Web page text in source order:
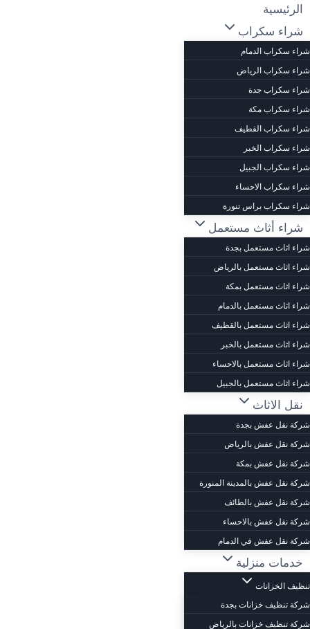
التجاوز
إلى
المحتوى
الرئيسية
شراء سكراب
شراء سكراب الدمام
شراء سكراب الرياض
شراء سكراب جدة
شراء سكراب مكة
شراء سكراب القطيف
شراء سكراب الخبر
شراء سكراب الجبيل
شراء سكراب الاحساء
شراء سكراب براس تنورة
شراء أثاث مستعمل
شراء اثاث مستعمل بجدة
شراء اثاث مستعمل بالرياض
شراء اثاث مستعمل بمكة
شراء اثاث مستعمل بالدمام
شراء اثاث مستعمل بالقطيف
شراء اثاث مستعمل بالخبر
شراء اثاث مستعمل بالاحساء
شراء اثاث مستعمل بالجبيل
نقل الاثاث
شركة نقل عفش بجدة
شركة نقل عفش بالرياض
شركة نقل عفش بمكة
شركة نقل عفش بالمدينة المنورة
شركة نقل عفش بالطائف
شركة نقل عفش بالاحساء
شركة نقل عفش في الدمام
خدمات منزلية
تنظيف الخزانات
شركة تنظيف خزانات بجدة
شركة تنظيف خزانات بالرياض